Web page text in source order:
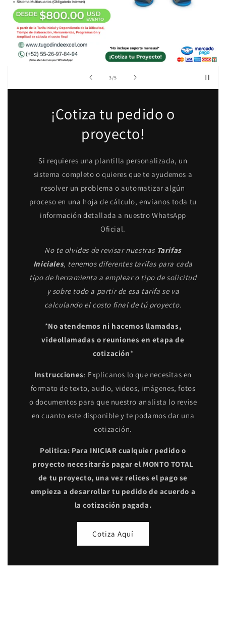
3/de
5
¡Cotiza tu pedido o
proyecto!
Si requieres una plantilla personalizada, un
sistema completo o quieres que te ayudemos a
resolver un problema o automatizar algún
proceso en una hoja de cálculo, envianos toda tu
información detallada a nuestro WhatsApp
Oficial.
No te olvides de revisar nuestras Tarifas
Iniciales, tenemos diferentes tarifas para cada
tipo de herramienta a emplear o tipo de solicitud
y sobre todo a partir de esa tarifa se va
calculando el costo final de tú proyecto.
*No atendemos ni hacemos llamadas,
videollamadas o reuniones en etapa de
cotización*
Instrucciones: Explicanos lo que necesitas en
formato de texto, audio, videos, imágenes, fotos
o documentos para que nuestro analista lo revise
en cuanto este disponible y te podamos dar una
cotización.
Politica: Para INICIAR cualquier pedido o
proyecto necesitarás pagar el MONTO TOTAL
de tu proyecto, una vez relices el pago se
empieza a desarrollar tu pedido de acuerdo a
la cotización pagada.
Cotiza Aquí